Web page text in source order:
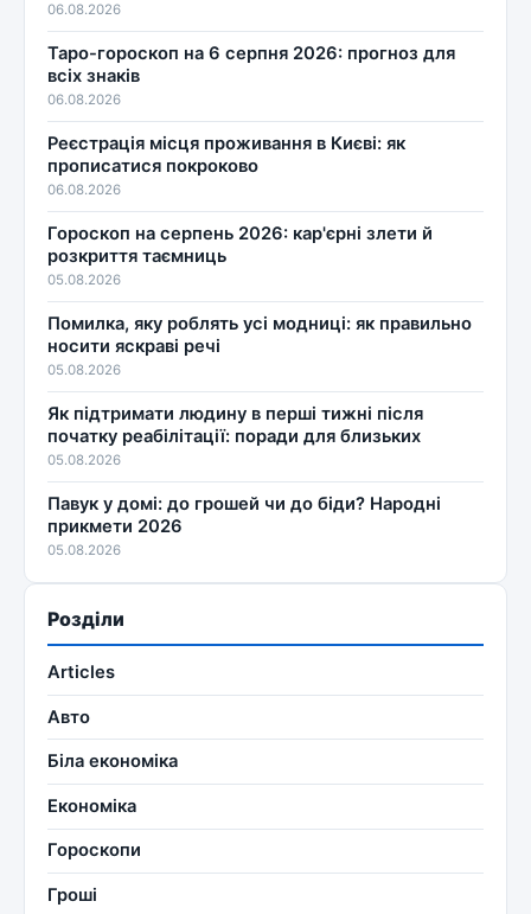
06.08.2026
Таро-гороскоп на 6 серпня 2026: прогноз для
всіх знаків
06.08.2026
Реєстрація місця проживання в Києві: як
прописатися покроково
06.08.2026
Гороскоп на серпень 2026: кар'єрні злети й
розкриття таємниць
05.08.2026
Помилка, яку роблять усі модниці: як правильно
носити яскраві речі
05.08.2026
Як підтримати людину в перші тижні після
початку реабілітації: поради для близьких
05.08.2026
Павук у домі: до грошей чи до біди? Народні
прикмети 2026
05.08.2026
Розділи
Articles
Авто
Біла економіка
Економіка
Гороскопи
Гроші